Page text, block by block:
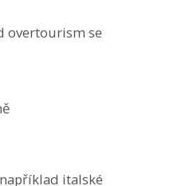
overtourism se
italské